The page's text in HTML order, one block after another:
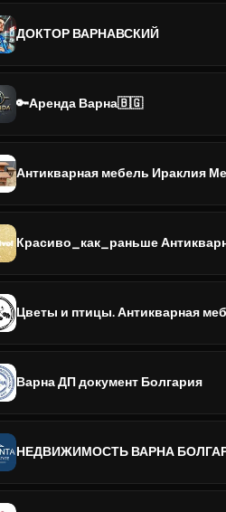
ДОКТОР ВАРНАВСКИЙ
🔑Аренда Варна🇧🇬
Антикварная мебель Ираклия
Красиво_как_раньше
Цветы и птицы. Антикварная
Варна ДП документ Болгария
НЕДВИЖИМОСТЬ ВАРНА